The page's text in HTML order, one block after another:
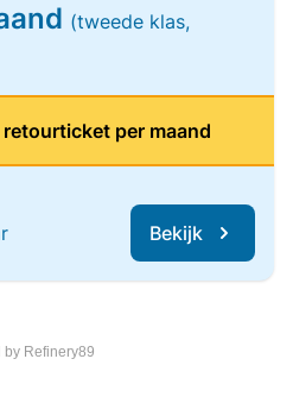
(tweede klas,
per maand
Bekijk
by Refinery89